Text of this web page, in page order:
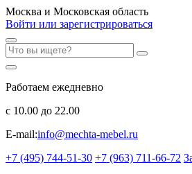
Москва и Московская область
Войти или зарегистрироваться
Работаем ежедневно
с 10.00 до 22.00
E-mail:info@mechta-mebel.ru
+7 (495) 744-51-30 +7 (963) 711-66-72